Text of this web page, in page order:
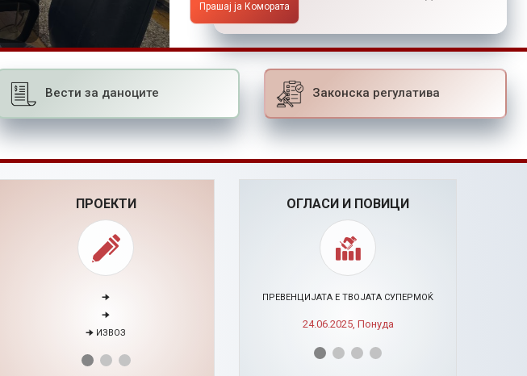
Прашај ја Комората
Вести за даноците Законска регулатива
ПРОЕКТИ
🠊 ПАРТНЕРСТВО СО ЕУ БИЗНИСИ
🠊 ЕНЕРГЕТСКИ ВЕШТИНИ
ОГЛАСИ И ПОВИЦИ
ПРЕВЕНЦИЈАТА Е ТВОЈАТА СУПЕРМОЌ
24.06.2025, Понуда